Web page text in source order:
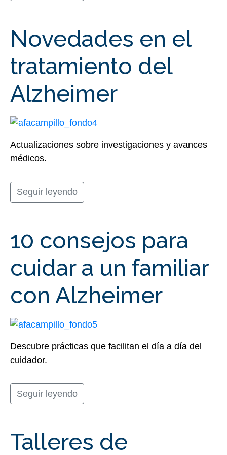
Novedades en el
tratamiento del
Alzheimer
Actualizaciones sobre investigaciones y avances
médicos.
Seguir leyendo
10 consejos para
cuidar a un familiar
con Alzheimer
Descubre prácticas que facilitan el día a día del
cuidador.
Seguir leyendo
Talleres de